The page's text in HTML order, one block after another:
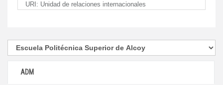
URI: Unidad de relaciones internacionales
ADM